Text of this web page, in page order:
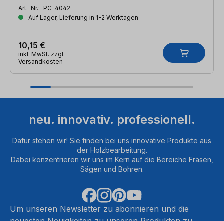
Art.-Nr.: PC-4042
Auf Lager, Lieferung in 1-2 Werktagen
10,15 €
inkl. MwSt. zzgl.
Versandkosten
neu. innovativ. professionell.
Dafür stehen wir! Sie finden bei uns innovative Produkte aus
der Holzbearbeitung.
Dabei konzentrieren wir uns im Kern auf die Bereiche Fräsen,
Sägen und Bohren.
Um unseren Newsletter zu abonnieren und die